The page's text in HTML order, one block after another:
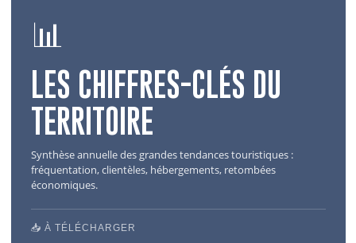
📊
LES CHIFFRES-CLÉS DU
TERRITOIRE
Synthèse annuelle des grandes tendances touristiques :
fréquentation, clientèles, hébergements, retombées
économiques.
📥 À TÉLÉCHARGER